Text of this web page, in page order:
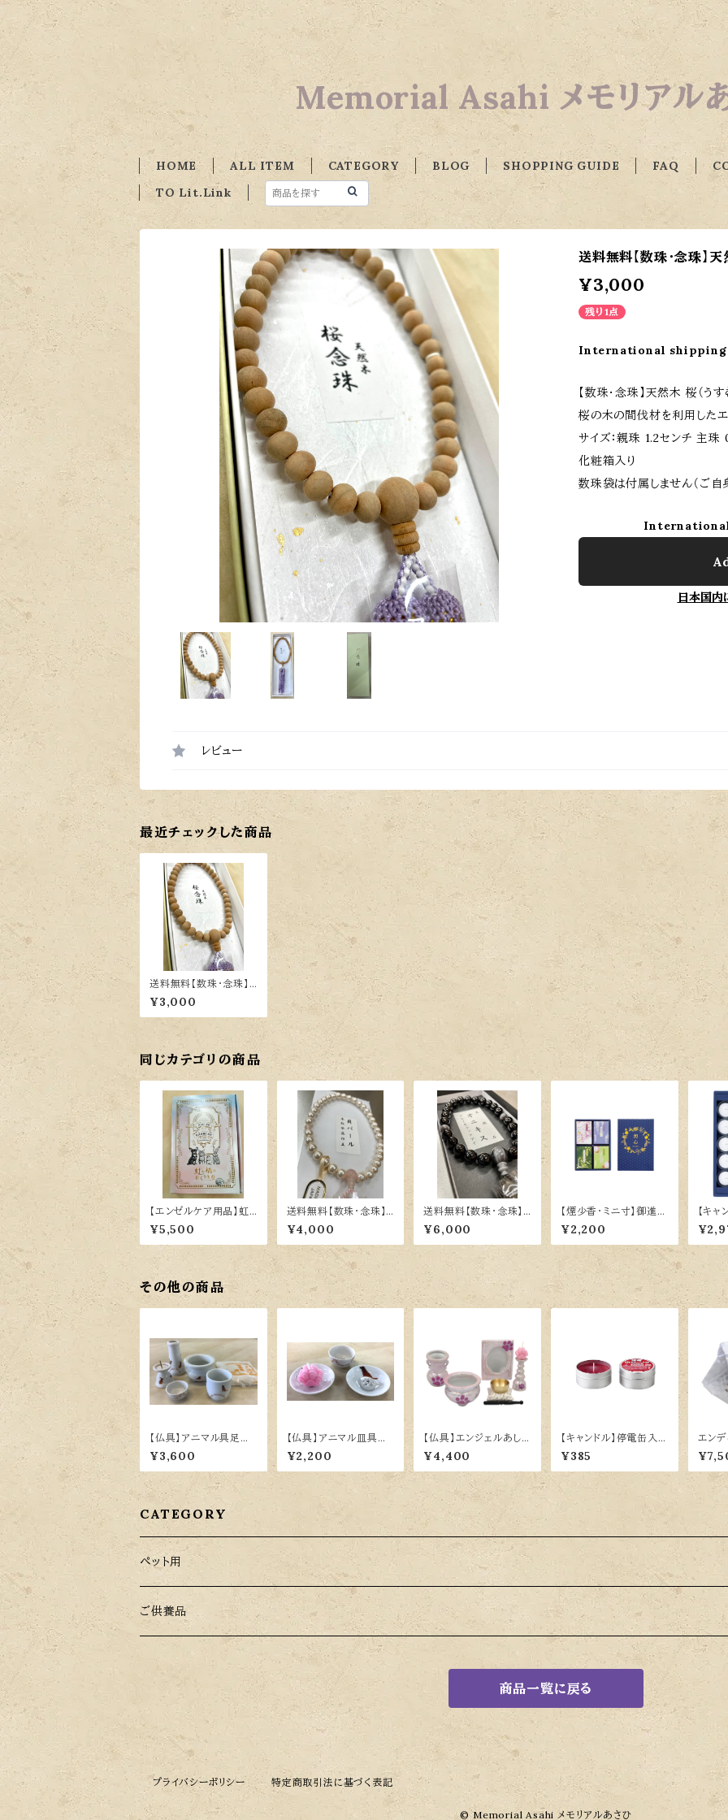
Memorial Asahi メモリアル
HOME ALL ITEM CATEGORY BLOG SHOPPING GUIDE FAQ
TO Lit.Link
送料無料【数珠・念珠】
¥3,000
残り1点
International
【数珠・念珠】天然木 桜（う
桜の木の間伐材を利用した
サイズ：親珠 1.2センチ 主
化粧箱入り
数珠袋は付属しません（ご自
日本国内
レビュー
最近チェックした商品
送料無料【数珠・念珠】
天然木 桜（うすむらさ
き）ツヤなし
¥3,000
同じカテゴリの商品
【エンゼルケア用品】虹
の橋のおくりもの
¥5,500
送料無料【数珠・念珠】
日本製 貝パール 本紅
水晶仕立
¥4,000
送料無料【数珠・念珠】
天然石オニキス グレー
キャッツアイ 男性向け
¥6,000
【煙少香・ミニ寸】御進物
プチギフト 想心
¥2,200
【キャ
ト フ
その他の商品
【仏具】アニマル具足セ
ット
¥3,600
【仏具】アニマル皿具足
セット（犬）
¥2,200
【仏具】エンジェルあし
あとパール具足セット
（パールピンク）
¥4,400
【キャンドル】停電缶入ロ
ーソク
¥385
エン
中
CATEGORY
ペット用
ペット用お棺（バスケット）
籐 Rattan
ペット用小物
ご供養品
ご供養品
ギフト用
キャンドル
お線香
ペット用
ご自宅用
商品一覧に戻る
プライバシーポリシー 特定商取引法に基づく表記
© Memorial Asahi メモリアルあさひ